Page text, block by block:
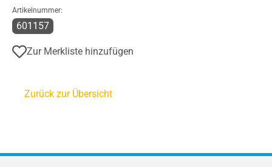
Artikelnummer:
601157
Zur Merkliste hinzufügen
Zurück zur Übersicht